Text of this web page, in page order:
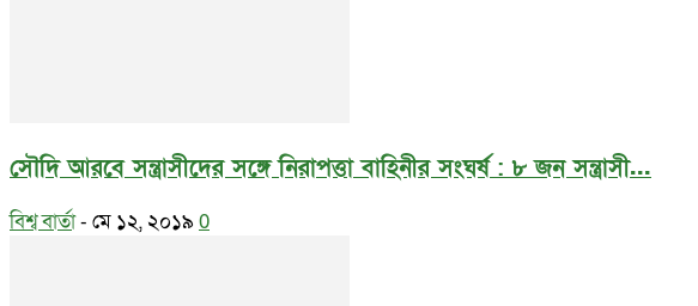
সৌদি আরবে সন্ত্রাসীদের সঙ্গে নিরাপত্তা বাহিনীর সংঘর্ষ : ৮ জন সন্ত্রাসী...
বিশ্ব বার্তা- মে ১২, ২০১৯ 0